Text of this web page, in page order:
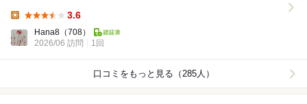
3.6
Hana8 （708）
2026/06 訪問
1回
口コミをもっと見る（285人）